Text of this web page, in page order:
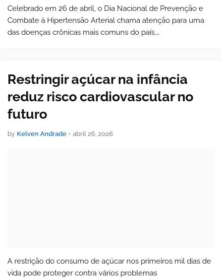
Celebrado em 26 de abril, o Dia Nacional de Prevenção e
Combate à Hipertensão Arterial chama atenção para uma
das doenças crônicas mais comuns do país.
Restringir açúcar na infância
reduz risco cardiovascular no
futuro
by Kelven Andrade • abril 26, 2026
A restrição do consumo de açúcar nos primeiros mil dias de
vida pode proteger contra vários problemas